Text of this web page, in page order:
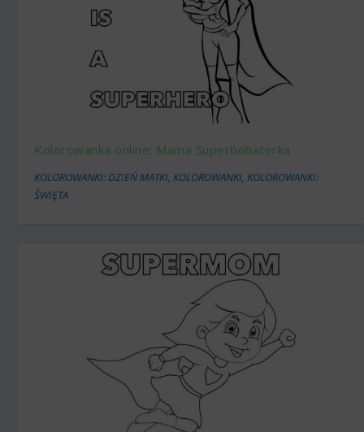
Kolorowanka online: Mama Superbohaterka
KOLOROWANKI: DZIEŃ MATKI,KOLOROWANKI,KOLOROWANKI:
ŚWIĘTA